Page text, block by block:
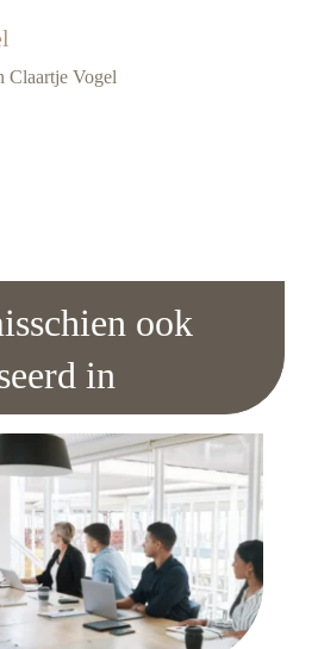
Claartje Vogel
ook
in